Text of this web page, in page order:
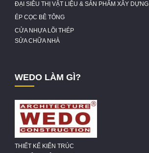
ĐẠI SIÊU THỊ VẬT LIỆU & SẢN PHẨM XÂY DỰNG
ÉP CỌC BÊ TÔNG
CỬA NHỰA LÕI THÉP
SỬA CHỮA NHÀ
WEDO LÀM GÌ?
THIẾT KẾ KIẾN TRÚC